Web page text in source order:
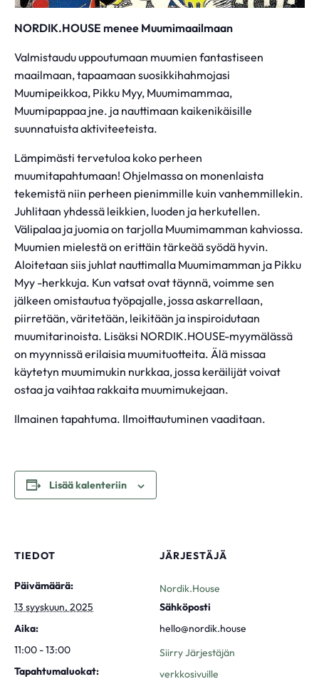
NORDIK.HOUSE menee Muumimaailmaan
Valmistaudu uppoutumaan muumien fantastiseen
maailmaan, tapaamaan suosikkihahmojasi
Muumipeikkoa, Pikku Myy, Muumimammaa,
Muumipappaa jne. ja nauttimaan kaikenikäisille
suunnatuista aktiviteeteista.
Lämpimästi tervetuloa koko perheen
muumitapahtumaan! Ohjelmassa on monenlaista
tekemistä niin perheen pienimmille kuin vanhemmillekin.
Juhlitaan yhdessä leikkien, luoden ja herkutellen.
Välipalaa ja juomia on tarjolla Muumimamman kahviossa.
Muumien mielestä on erittäin tärkeää syödä hyvin.
Aloitetaan siis juhlat nauttimalla Muumimamman ja Pikku
Myy -herkkuja. Kun vatsat ovat täynnä, voimme sen
jälkeen omistautua työpajalle, jossa askarrellaan,
piirretään, väritetään, leikitään ja inspiroidutaan
muumitarinoista. Lisäksi NORDIK.HOUSE-myymälässä
on myynnissä erilaisia muumituotteita. Älä missaa
käytetyn muumimukin nurkkaa, jossa keräilijät voivat
ostaa ja vaihtaa rakkaita muumimukejaan.
Ilmainen tapahtuma. Ilmoittautuminen vaaditaan.
Lisää kalenteriin
TIEDOT
Päivämäärä:
13 syyskuun, 2025
Aika:
11:00 - 13:00
Tapahtumaluokat:
JÄRJESTÄJÄ
Nordik.House
Sähköposti
hello@nordik.house
Siirry Järjestäjän
verkkosivuille